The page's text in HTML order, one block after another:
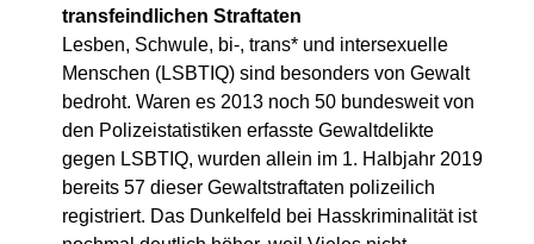
transfeindlichen Straftaten
Lesben, Schwule, bi-, trans* und intersexuelle
Menschen (LSBTIQ) sind besonders von Gewalt
bedroht. Waren es 2013 noch 50 bundesweit von
den Polizeistatistiken erfasste Gewaltdelikte
gegen LSBTIQ, wurden allein im 1. Halbjahr 2019
bereits 57 dieser Gewaltstraftaten polizeilich
registriert. Das Dunkelfeld bei Hasskriminalität ist